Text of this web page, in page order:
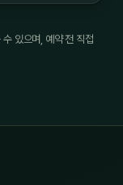
수 있으며, 예약 전 직접